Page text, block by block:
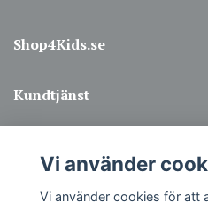
Shop4Kids.se
Kundtjänst
Sociala medier
Vi använder
Vi använder cookies för att